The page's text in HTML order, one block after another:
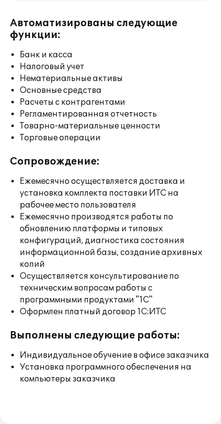
Автоматизированы следующие
функции:
Банк и касса
Налоговый учет
Нематериальные активы
Основные средства
Расчеты с контрагентами
Регламентированная отчетность
Товарно-материальные ценности
Торговые операции
Сопровождение:
Ежемесячно осуществляется доставка и
установка комплекта поставки ИТС на
рабочее место пользователя
Ежемесячно производятся работы по
обновлению платформы и типовых
конфигураций, диагностика состояния
информационной базы, создание архивных
копий
Осуществляется консультирование по
техническим вопросам работы с
программными продуктами "1С"
Оформлен платный договор 1С:ИТС
Выполнены следующие работы:
Индивидуальное обучение в офисе заказчика
Установка программного обеспечения на
компьютеры заказчика